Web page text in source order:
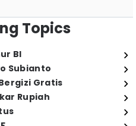
Topics
BI
Subianto
Gratis
Rupiah